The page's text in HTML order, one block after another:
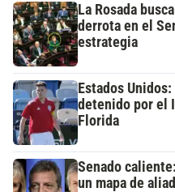
La Rosada
derrota en el
estrategia
Estados
detenido por el
Florida
Senado
un mapa de